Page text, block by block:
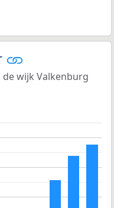
wijk Valkenburg